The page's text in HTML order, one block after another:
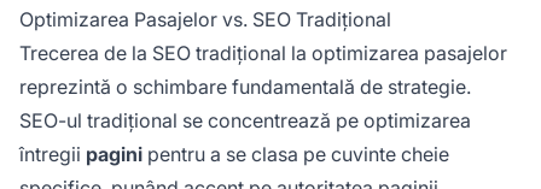
Optimizarea Pasajelor vs. SEO Tradițional
Trecerea de la SEO tradițional la optimizarea pasajelor
reprezintă o schimbare fundamentală de strategie.
SEO-ul tradițional se concentrează pe optimizarea
întregii pagini pentru a se clasa pe cuvinte cheie